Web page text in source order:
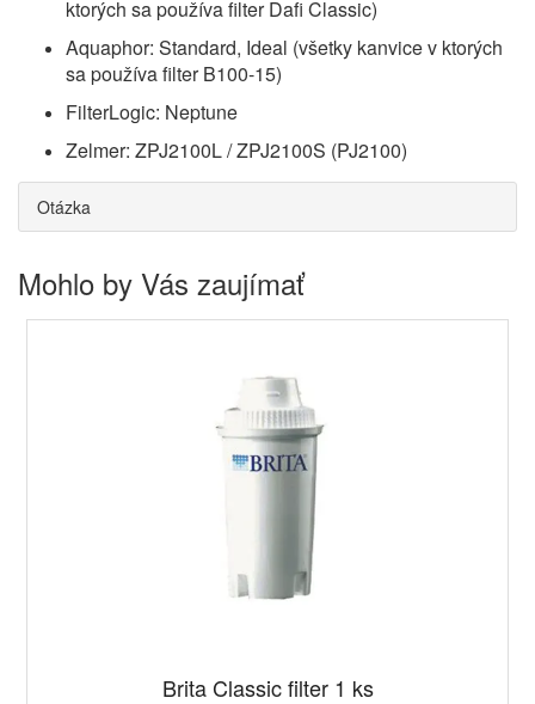
ktorých sa používa filter Dafi Classic)
Aquaphor: Standard, Ideal (všetky kanvice v ktorých
sa používa filter B100-15)
FilterLogic: Neptune
Zelmer: ZPJ2100L / ZPJ2100S (PJ2100)
Otázka
Mohlo by Vás zaujímať
Brita Classic filter 1 ks